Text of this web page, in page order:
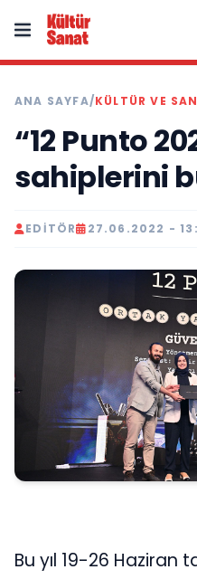
ANA SAYFA/KÜLTÜR VE
“12 Punto
sahiplerini
EDITÖR 27.06.2022 -
Bu yıl 19-26 Haziran